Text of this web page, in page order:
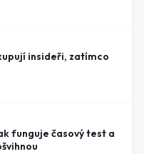
insideři, zatímco
funguje časový test a